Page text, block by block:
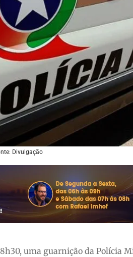
Divulgação
uma guarnição da Polícia